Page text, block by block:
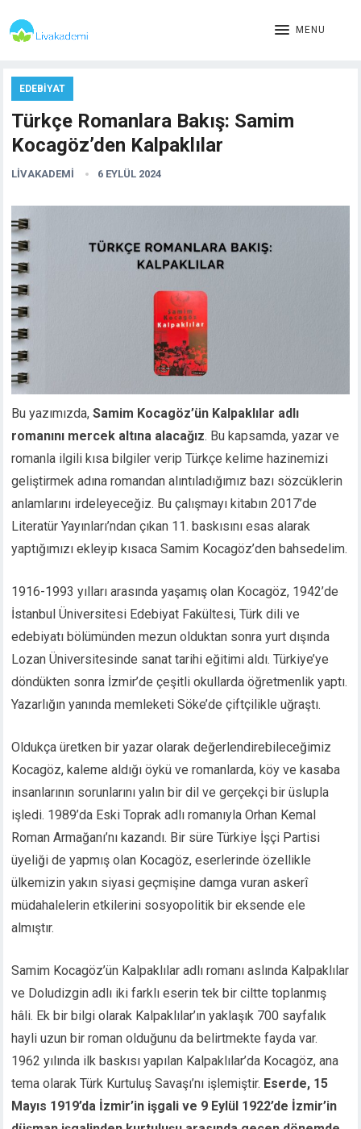
MENU
EDEBIYAT
Türkçe Romanlara Bakış: Samim
Kocagöz’den Kalpaklılar
LIVAKADEMI 6 EYLÜL 2024
Bu yazımızda,Samim Kocagöz’ün Kalpaklılar adlı
romanını mercek altına alacağız. Bu kapsamda, yazar ve
romanla ilgili kısa bilgiler verip Türkçe kelime hazinemizi
geliştirmek adına romandan alıntıladığımız bazı sözcüklerin
anlamlarını irdeleyeceğiz. Bu çalışmayı kitabın 2017’de
Literatür Yayınları’ndan çıkan 11. baskısını esas alarak
yaptığımızı ekleyip kısaca Samim Kocagöz’den bahsedelim.
1916-1993 yılları arasında yaşamış olan Kocagöz, 1942’de
İstanbul Üniversitesi Edebiyat Fakültesi, Türk dili ve
edebiyatı bölümünden mezun olduktan sonra yurt dışında
Lozan Üniversitesinde sanat tarihi eğitimi aldı. Türkiye’ye
döndükten sonra İzmir’de çeşitli okullarda öğretmenlik yaptı.
Yazarlığın yanında memleketi Söke’de çiftçilikle uğraştı.
Oldukça üretken bir yazar olarak değerlendirebileceğimiz
Kocagöz, kaleme aldığı öykü ve romanlarda, köy ve kasaba
insanlarının sorunlarını yalın bir dil ve gerçekçi bir üslupla
işledi. 1989’da Eski Toprak adlı romanıyla Orhan Kemal
Roman Armağanı’nı kazandı. Bir süre Türkiye İşçi Partisi
üyeliği de yapmış olan Kocagöz, eserlerinde özellikle
ülkemizin yakın siyasi geçmişine damga vuran askerî
müdahalelerin etkilerini sosyopolitik bir eksende ele
almıştır.
Samim Kocagöz’ün Kalpaklılar adlı romanı aslında Kalpaklılar
ve Doludizgin adlı iki farklı eserin tek bir ciltte toplanmış
hâli. Ek bir bilgi olarak Kalpaklılar’ın yaklaşık 700 sayfalık
hayli uzun bir roman olduğunu da belirtmekte fayda var.
1962 yılında ilk baskısı yapılan Kalpaklılar’da Kocagöz, ana
tema olarak Türk Kurtuluş Savaşı’nı işlemiştir. Eserde, 15
Mayıs 1919’da İzmir’in işgali ve 9 Eylül 1922’de İzmir’in